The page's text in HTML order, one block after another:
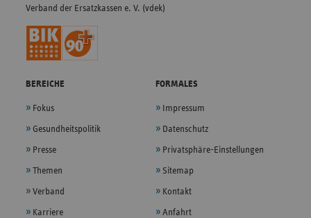
Verband der Ersatzkassen e. V. (vdek)
BEREICHE
Fokus
Gesundheitspolitik
Presse
Themen
Verband
Karriere
FORMALES
Impressum
Datenschutz
Privatsphäre-Einstellungen
Sitemap
Kontakt
Anfahrt